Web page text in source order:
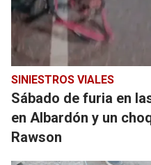
SINIESTROS VIALES
Sábado de furia en
en Albardón y un
Rawson